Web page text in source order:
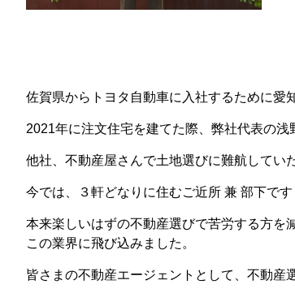
佐賀県からトヨタ自動車に入社するために愛
2021年に注文住宅を建てた際、弊社代表の浅
他社、不動産屋さんで土地選びに難航してい
今では、３軒どなりに住むご近所 兼 部下です
本来楽しいはずの不動産選びで苦労する方を
この業界に飛び込みました。
皆さまの不動産エージェントとして、不動